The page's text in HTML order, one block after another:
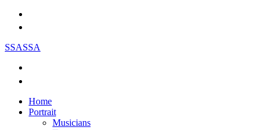
SSASSA
Home
Portrait
Musicians